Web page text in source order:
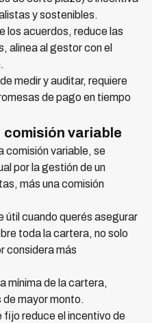
y sostenibles.
los acuerdos, reduce las
alinea al gestor con el
medir y auditar, requiere
de pago en tiempo
comisión variable
comisión variable, se
por la gestión de un
más una comisión
útil cuando querés asegurar
toda la cartera, no solo
considera más
mínima de la cartera,
mayor monto.
fijo reduce el incentivo de